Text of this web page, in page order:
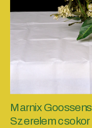
Marnix Goossens
Szerelem csokor